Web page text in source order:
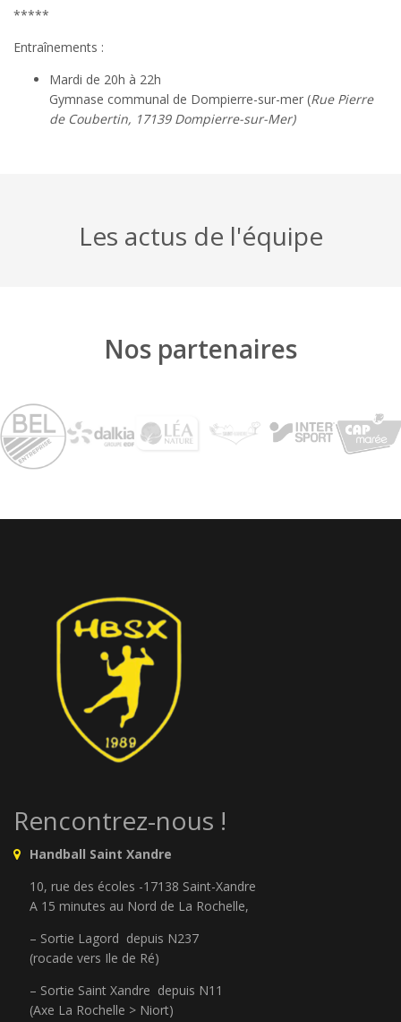
*****
Entraînements :
Mardi de 20h à 22h
Gymnase communal de Dompierre-sur-mer (Rue Pierre
de Coubertin, 17139 Dompierre-sur-Mer)
Les actus de l'équipe
Nos partenaires
Rencontrez-nous !
Handball Saint Xandre
10, rue des écoles -17138 Saint-Xandre
A 15 minutes au Nord de La Rochelle,
– Sortie Lagord depuis N237
(rocade vers Ile de Ré)
– Sortie Saint Xandre depuis N11
(Axe La Rochelle > Niort)